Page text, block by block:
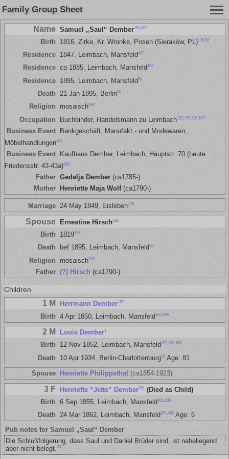
Family Group Sheet
Name Samuel „Saul“ Dember192, 493
Birth 1816, Zirke, Kr. Wronke, Posen (Sieraków, PL)176, 58
Residence 1847, Leimbach, Mansfeld493
Residence ca 1885, Leimbach, Mansfeld103
Residence 1895, Leimbach, Mansfeld58
Death 21 Jan 1895, Berlin58
Religion mosaisch192
Occupation Buchbinder, Handelsmann zu Leimbach192, 176, 206, 189
Business Event
Bankgeschäft, Manufakt.- und Modewaren,
Möbelhandlungen494
Business Event
Kaufhaus Dember, Leimbach, Hauptstr. 70 (heute
Friedensstr. 43-43a)493
Father Gedalja Dember(ca1785-)
Mother
Henriette Maja Wolf(ca1790-)
Marriage 24 May 1849, Eisleben176
Spouse Ernestine Hirsch 192
Birth 1819176
Death bef 1895, Leimbach, Mansfeld58
Religion mosaisch192
Father (?) Hirsch (ca1790-)
Children
1 M Herrmann Dember167
Birth 4 Apr 1850, Leimbach, Mansfeld167, 206
2 M Louis Dember1
Birth 12 Nov 1852, Leimbach, Mansfeld192,206,168
Death 10 Apr 1934, Berlin-Charlottenburg58Age: 81
Spouse Henriette Philippsthal (ca1854-1923)
3 F Henriette “Jette” Dember201(Died as Child)
Birth 6 Sep 1855, Leimbach, Mansfeld201 206
Death 24 Mar 1862, Leimbach, Mansfeld201,495Age: 6
Pub notes for Samuel „Saul“ Dember
Die Schlußfolgerung, dass Saul und Daniel Brüder sind, ist naheliegend
aber nicht belegt.20